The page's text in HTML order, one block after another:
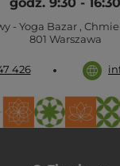
godz. 9:30 - 16:30
- Yoga Bazar ,
801 Warszawa
426